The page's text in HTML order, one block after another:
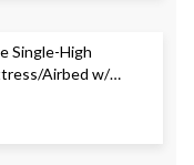
Single-High
Airbed w/
Kit